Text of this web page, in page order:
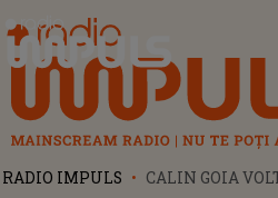
Radio Impuls
RADIO IMPULS CALIN GOIA